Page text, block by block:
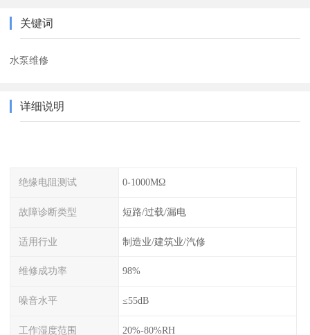
关键词
水泵维修
详细说明
绝缘电阻测试 0-1000MΩ
故障诊断类型 短路/过载/漏电
适用行业 制造业/建筑业/汽修
维修成功率 98%
噪音水平 ≤55dB
工作湿度范围 20%-80%RH